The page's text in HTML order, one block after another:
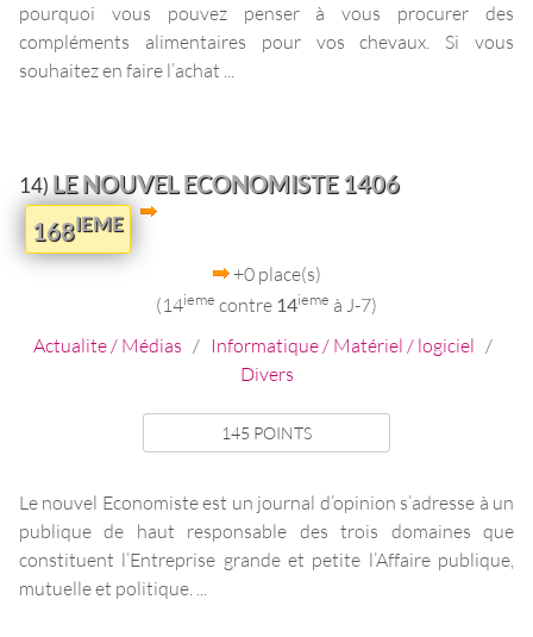
pourquoi vous pouvez penser à vous procurer des
compléments alimentaires pour vos chevaux. Si vous
souhaitez en faire l’achat ...
14) LE NOUVEL ECONOMISTE 1406
168IEME
+0 place(s)
(14ieme contre 14ieme à J-7)
Actualite / Médias / Informatique / Matériel / logiciel /
Divers
145 POINTS
Le nouvel Economiste est un journal d’opinion s’adresse à un
publique de haut responsable des trois domaines que
constituent l’Entreprise grande et petite l’Affaire publique,
mutuelle et politique. ...